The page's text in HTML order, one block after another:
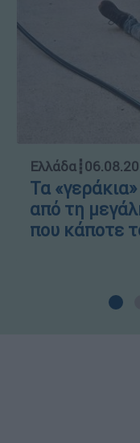
Ελλάδα┋
Τα
από τη
που κάποτε